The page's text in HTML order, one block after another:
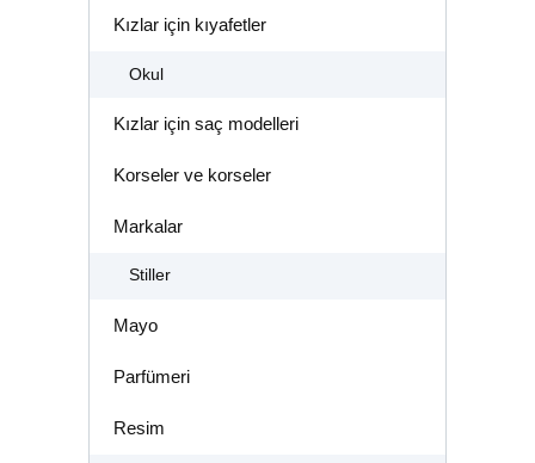
Kızlar için kıyafetler
Okul
Kızlar için saç modelleri
Korseler ve korseler
Markalar
Stiller
Mayo
Parfümeri
Resim